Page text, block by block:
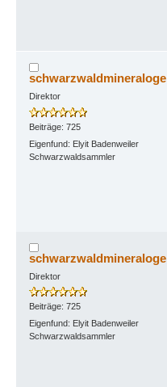
schwarzwaldmineraloge
Direktor
Beiträge: 725
Eigenfund: Elyit Badenweiler
Schwarzwaldsammler
schwarzwaldmineraloge
Direktor
Beiträge: 725
Eigenfund: Elyit Badenweiler
Schwarzwaldsammler